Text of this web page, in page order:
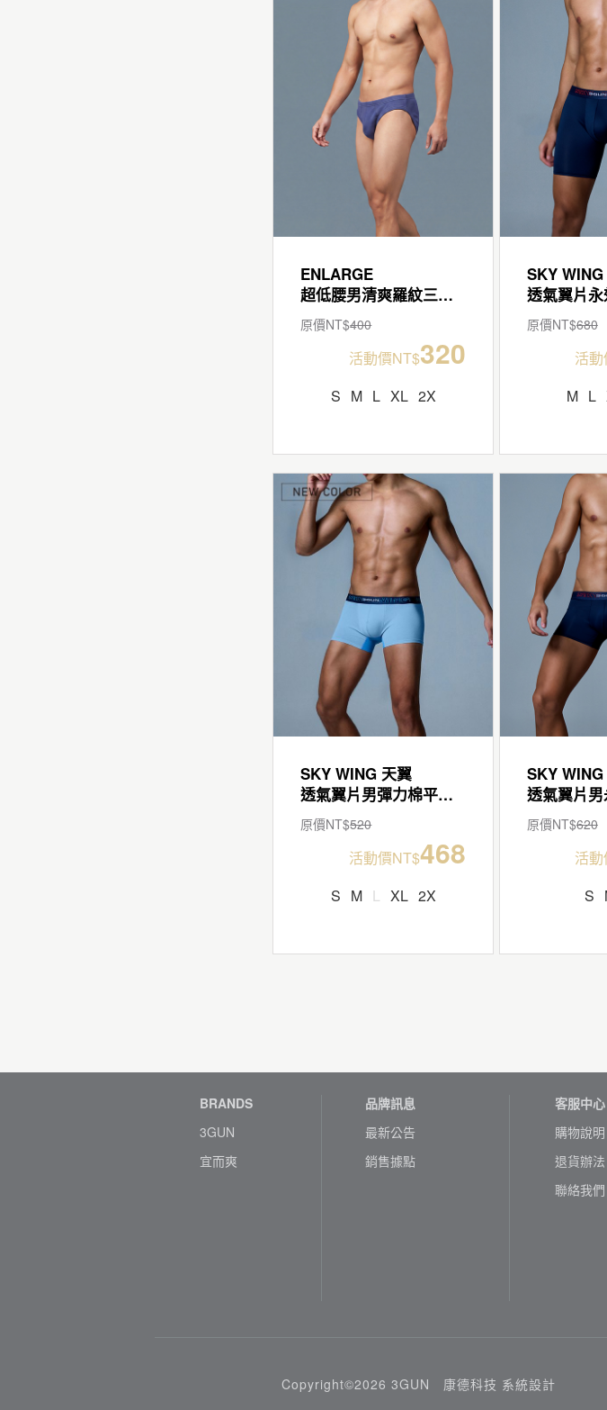
ENLARGE
超低腰男清爽羅紋三角褲
原價NT$400
活動價NT$320
S M L XL 2X
SKY
原價NT$680
活
M L
SKY WING 天翼
透氣翼片男彈力棉平口褲
原價NT$520
活動價NT$468
S M L XL 2X
SKY
原價NT$620
活
S
BRANDS
3GUN
宜而爽
品牌訊息
最新公告
銷售據點
客服中心
購物說明
退貨辦法
聯絡我們
Copyright©2026 3GUN 康德科技 系統設計